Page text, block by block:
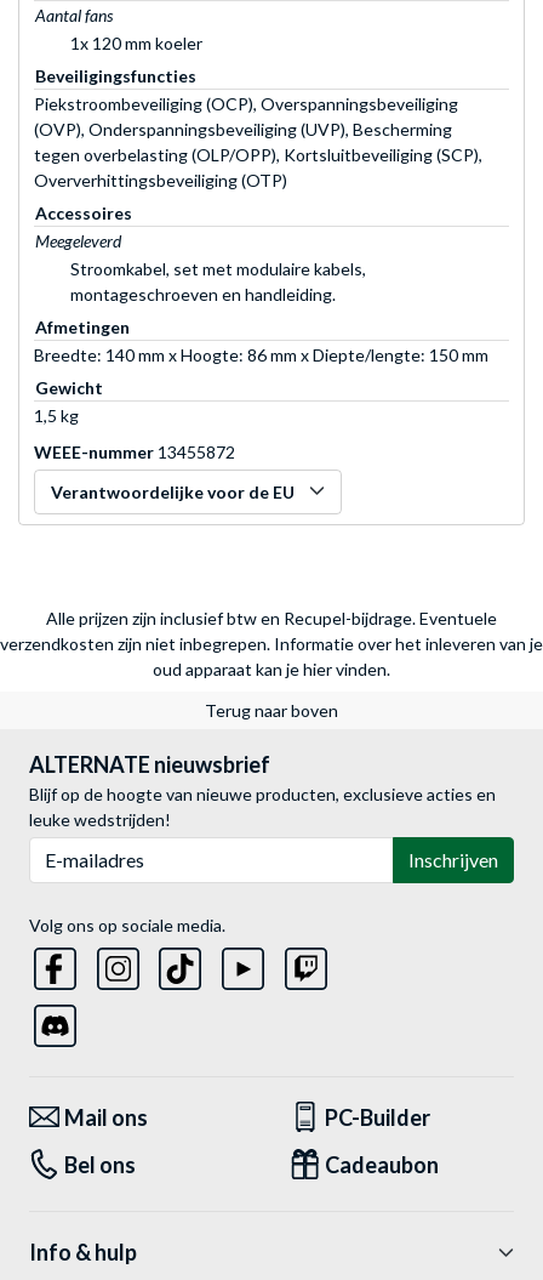
Aantal fans
1x 120 mm koeler
Beveiligingsfuncties
Piekstroombeveiliging (OCP), Overspanningsbeveiliging
(OVP), Onderspanningsbeveiliging (UVP), Bescherming
tegen overbelasting (OLP/OPP), Kortsluitbeveiliging (SCP),
Oververhittingsbeveiliging (OTP)
Accessoires
Meegeleverd
Stroomkabel, set met modulaire kabels,
montageschroeven en handleiding.
Afmetingen
Breedte: 140 mm x Hoogte: 86 mm x Diepte/lengte: 150 mm
Gewicht
1,5 kg
WEEE-nummer 13455872
Verantwoordelijke voor de EU
Alle prijzen zijn inclusief btw en Recupel-bijdrage. Eventuele
verzendkosten zijn niet inbegrepen. Informatie over het inleveren van je
oud apparaat kan je hier vinden.
Terug naar boven
ALTERNATE nieuwsbrief
Blijf op de hoogte van nieuwe producten, exclusieve acties en
leuke wedstrijden!
Inschrijven
Volg ons op sociale media.
Mail ons
PC-Builder
Bel ons
Cadeaubon
Info & hulp